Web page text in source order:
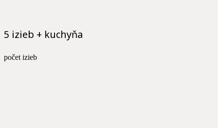
5 izieb + kuchyňa
počet izieb